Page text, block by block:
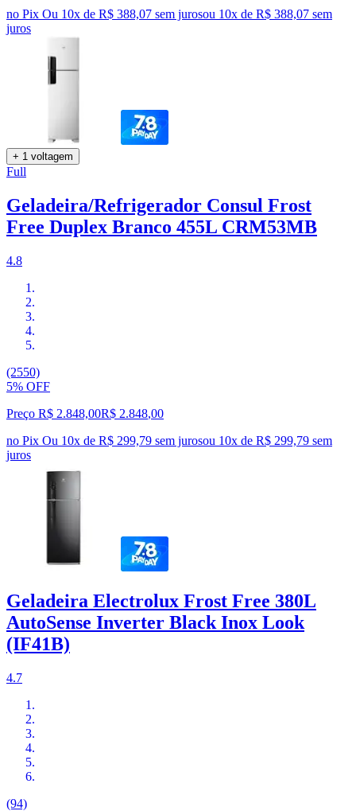
no Pix Ou 10x de R$ 388,07 sem jurosou 10x de R$ 388,07 sem
juros
+ 1 voltagem
Full
Geladeira/Refrigerador Consul Frost
Free Duplex Branco 455L CRM53MB
4.8
(2550)
5% OFF
Preço R$ 2.848,00R$ 2.848,00
no Pix Ou 10x de R$ 299,79 sem jurosou 10x de R$ 299,79 sem
juros
Geladeira Electrolux Frost Free 380L
AutoSense Inverter Black Inox Look
(IF41B)
4.7
(94)